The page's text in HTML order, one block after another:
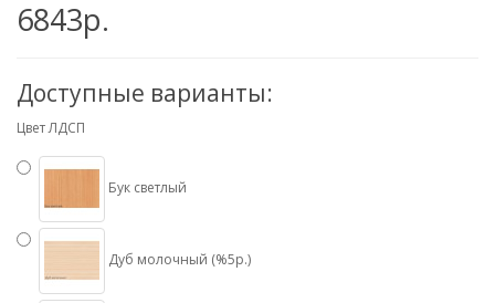
6843р.
Доступные варианты:
Цвет ЛДСП
Бук светлый
Дуб молочный (%5р.)